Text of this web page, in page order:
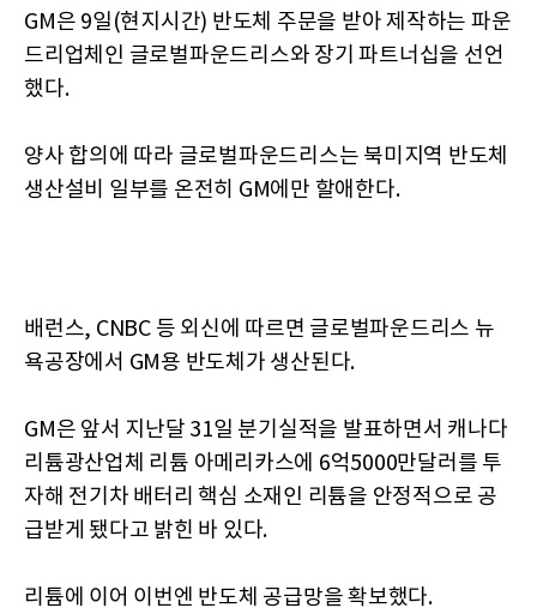
GM은 9일(현지시간) 반도체 주문을 받아 제작하는 파운
드리업체인 글로벌파운드리스와 장기 파트너십을 선언
했다.
양사 합의에 따라 글로벌파운드리스는 북미지역 반도체
생산설비 일부를 온전히 GM에만 할애한다.
배런스, CNBC 등 외신에 따르면 글로벌파운드리스 뉴
욕공장에서 GM용 반도체가 생산된다.
GM은 앞서 지난달 31일 분기실적을 발표하면서 캐나다
리튬광산업체 리튬 아메리카스에 6억5000만달러를 투
자해 전기차 배터리 핵심 소재인 리튬을 안정적으로 공
급받게 됐다고 밝힌 바 있다.
리튬에 이어 이번엔 반도체 공급망을 확보했다.